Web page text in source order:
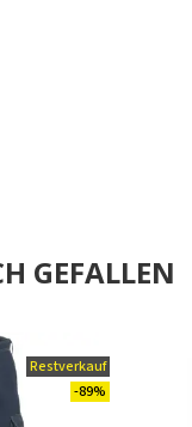
GEFALLEN
Restverkauf
-89%